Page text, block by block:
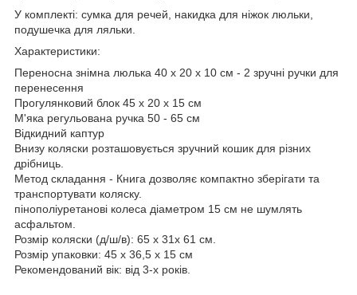
У комплекті: сумка для речей, накидка для ніжок люльки,
подушечка для ляльки.
Характеристики:
Переносна знімна люлька 40 х 20 х 10 см - 2 зручні ручки для
перенесення
Прогулянковий блок 45 х 20 х 15 см
М'яка регульована ручка 50 - 65 см
Відкидний каптур
Внизу коляски розташовується зручний кошик для різних
дрібниць.
Метод складання - Книга дозволяє компактно зберігати та
транспортувати коляску.
пінополіуретанові колеса діаметром 15 см не шумлять
асфальтом.
Розмір коляски (д/ш/в): 65 х 31х 61 см.
Розмір упаковки: 45 х 36,5 х 15 см
Рекомендований вік: від 3-х років.